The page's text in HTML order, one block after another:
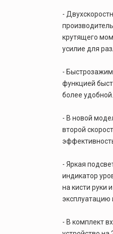
-
крутящего
усилие для
-
функцией
более удобной.
- В новой
второй
- Яркая
индикатор
на кисти руки
эксплуатацию
- В комплект